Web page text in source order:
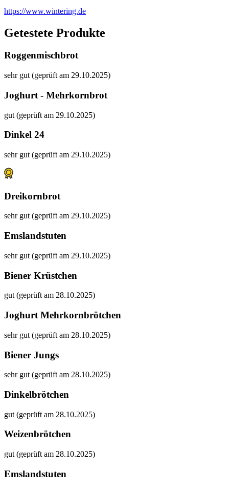
https://www.wintering.de
Getestete Produkte
Roggenmischbrot
sehr gut (geprüft am 29.10.2025)
Joghurt - Mehrkornbrot
gut (geprüft am 29.10.2025)
Dinkel 24
sehr gut (geprüft am 29.10.2025)
Dreikornbrot
sehr gut (geprüft am 29.10.2025)
Emslandstuten
sehr gut (geprüft am 29.10.2025)
Biener Krüstchen
gut (geprüft am 28.10.2025)
Joghurt Mehrkornbrötchen
sehr gut (geprüft am 28.10.2025)
Biener Jungs
sehr gut (geprüft am 28.10.2025)
Dinkelbrötchen
gut (geprüft am 28.10.2025)
Weizenbrötchen
gut (geprüft am 28.10.2025)
Emslandstuten